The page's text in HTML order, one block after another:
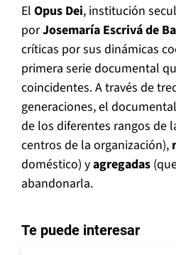
El Opus Dei, institución
porJosemaría Escrivá de
críticas por sus dinámicas
primera serie documental
coincidentes. A través de
generaciones, el
de los diferentes rangos de
centros de la organización),
doméstico) yagregadas
abandonarla.
Te puede interesar